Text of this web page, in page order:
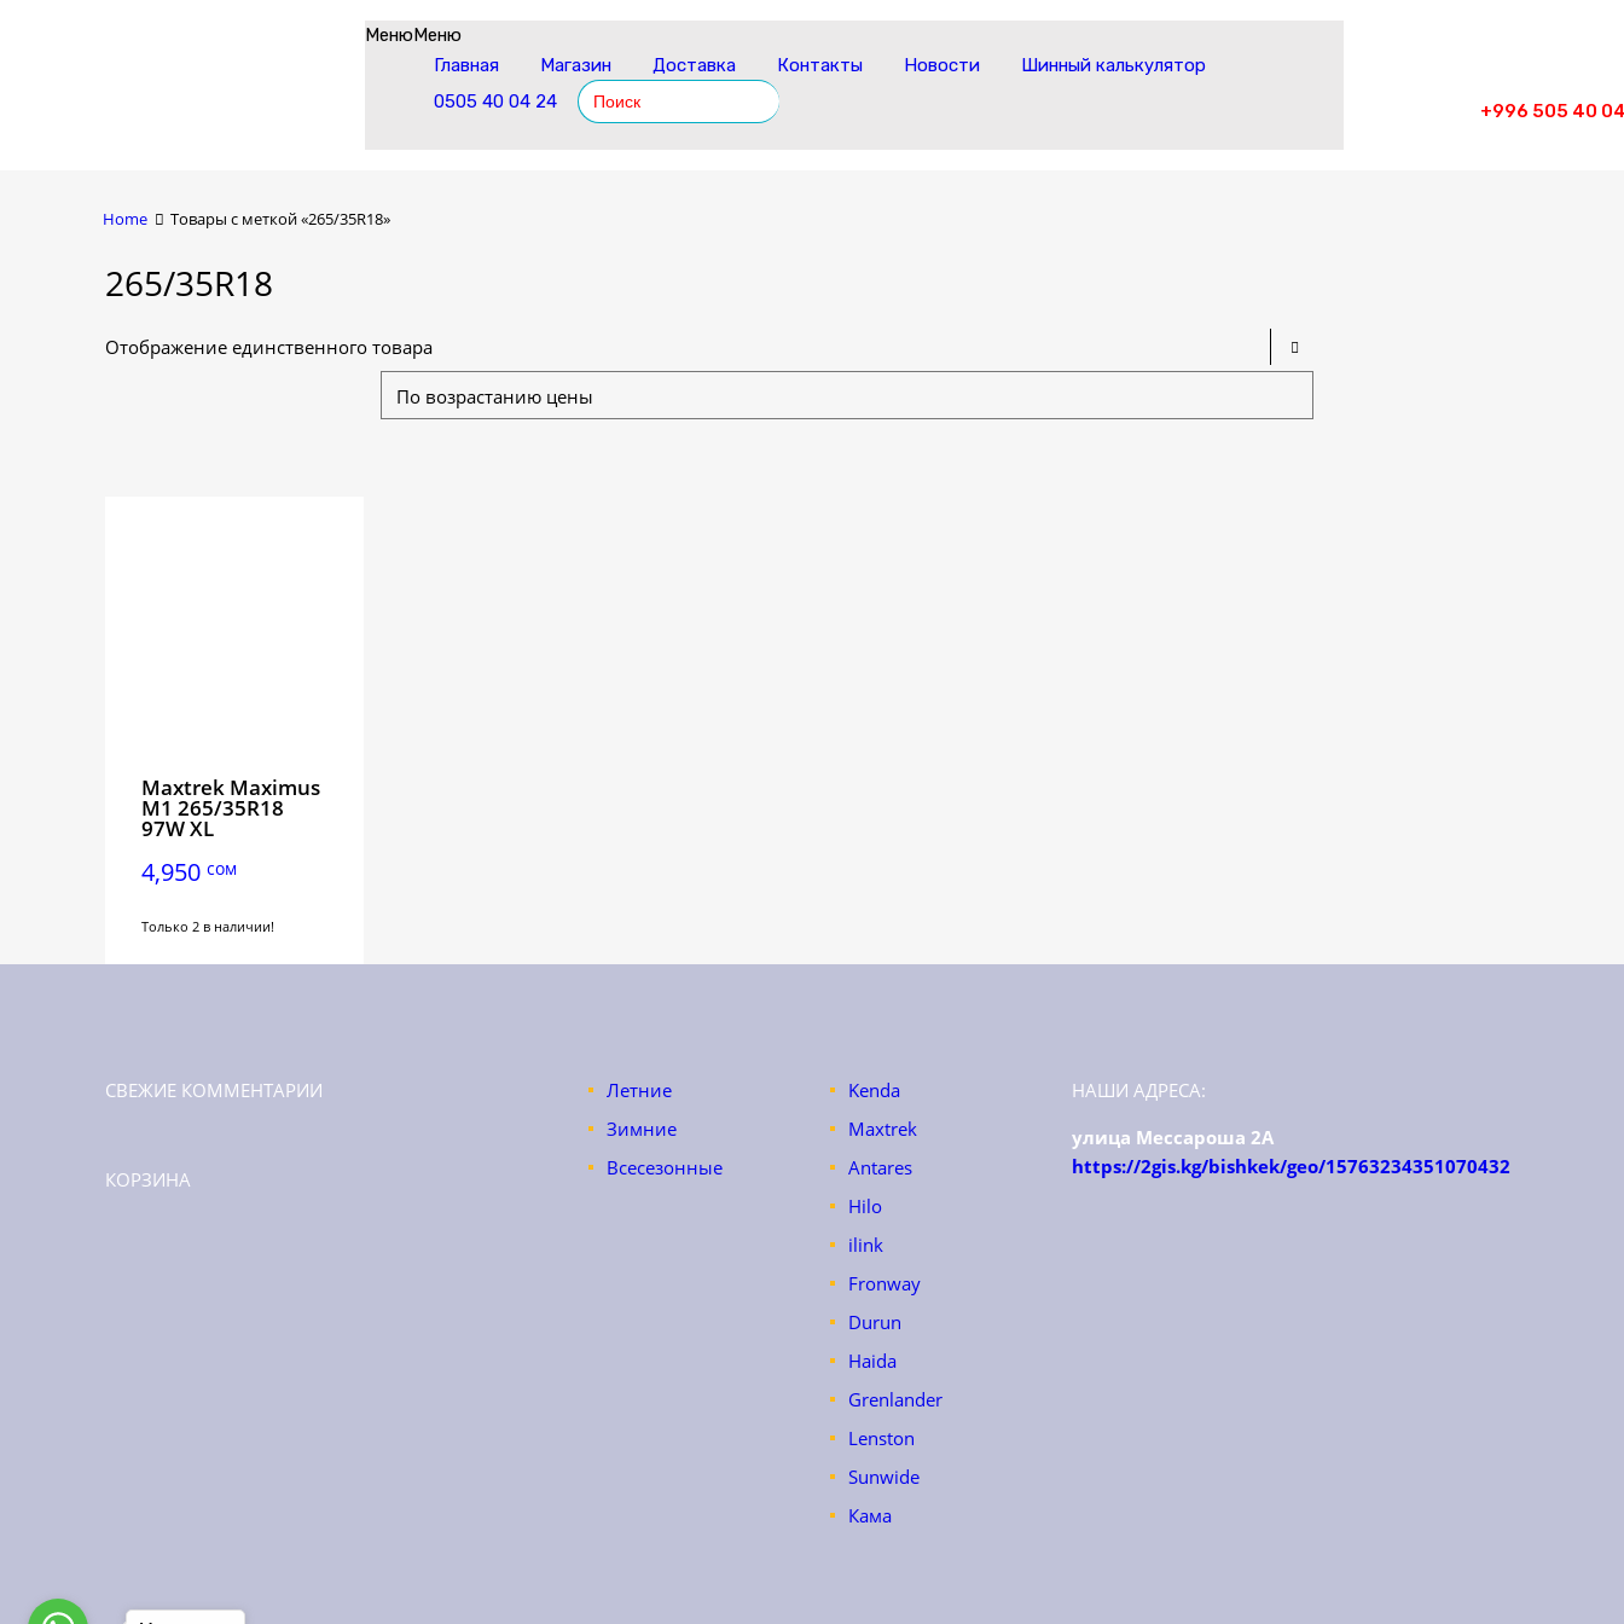
+996 505 40
Skip
МенюМеню
Главная
Магазин Доставка Контакты Новости
Шинный калькулятор
0505 40 04 24
Search
for:
Home Товары с меткой «265/35R18»
265/35R18
Отображение единственного товара
Maxtrek Maximus
M1 265/35R18
97W XL
4,950 сом
Только 2 в наличии!
СВЕЖИЕ КОММЕНТАРИИ
КОРЗИНА
Летние
Зимние
Всесезонные
Kenda
Maxtrek
Antares
Hilo
ilink
Fronway
Durun
Haida
Grenlander
Lenston
Sunwide
Кама
НАШИ АДРЕСА:
улица Мессароша 2А
https://2gis.kg/bishkek/geo/15763234351070432